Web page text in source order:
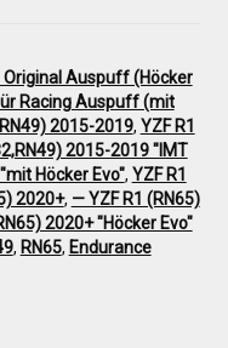
Original Auspuff (Höcker
Racing Auspuff (mit
2015-2019, YZF R1
2015-2019 "IMT
Höcker Evo", YZF R1
2020+, — YZF R1 (RN65)
2020+ "Höcker Evo"
, RN65, Endurance